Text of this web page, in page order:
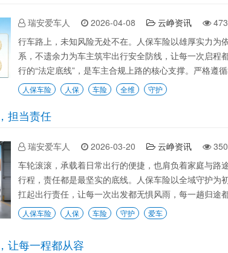
瑞安爱车人 2026-04-08 云峥资讯
行车路上，未知风险无处不在。人保车险以雄厚实力
系，不遗余力为车主筑牢出行安全防线，让每一次启程
行的“法定底线”，是车主合规上路的核心支撑。严格遵
人保车险 人保 车险 全维 守护
担当责任
瑞安爱车人 2026-03-20 云峥资讯
车轮滚滚，承载着日常出行的便捷，也肩负着家庭与
行程，责任都是最坚实的底线。人保车险以全域守护为
扛起出行责任，让每一次出发都无惧风雨，每一趟归途
人保车险 人保 车险 守护 爱车
让每一程都从容